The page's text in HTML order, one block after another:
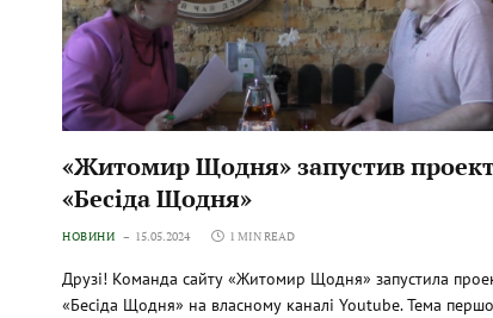
«Житомир Щодня» запустив
«Бесіда Щодня»
НОВИНИ 15.05.2024 1 MIN READ
Друзі! Команда сайту «Житомир Щодня» запустила
«Бесіда Щодня» на власному каналі Youtube. Тема